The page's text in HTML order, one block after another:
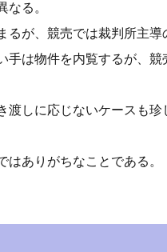
る。
が、競売では裁判所主導
手は物件を内覧するが、
しに応じないケースも
ありがちなことである。